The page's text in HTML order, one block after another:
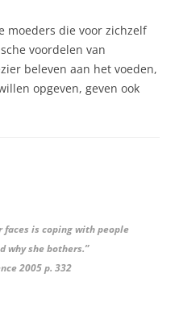
moeders die voor zichzelf
voordelen van
beleven aan het voeden,
opgeven, geven ook
faces is coping with people
why she bothers.”
2005 p. 332